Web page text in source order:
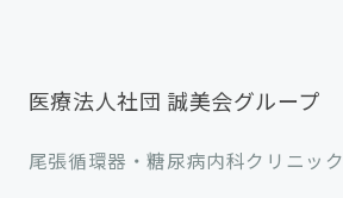
医療法人社団 誠美会グループ
尾張循環器・糖尿病内科クリニック